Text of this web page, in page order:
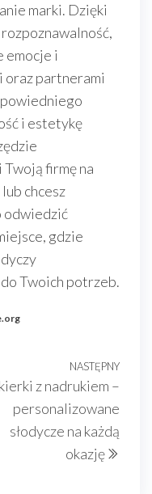
marki. Dzięki
emocje i
oraz partnerami
i estetykę
firmę na
chcesz
odwiedzić
gdzie
Twoich potrzeb.
NASTĘPNY
z nadrukiem –
personalizowane
słodycze na każdą
okazję